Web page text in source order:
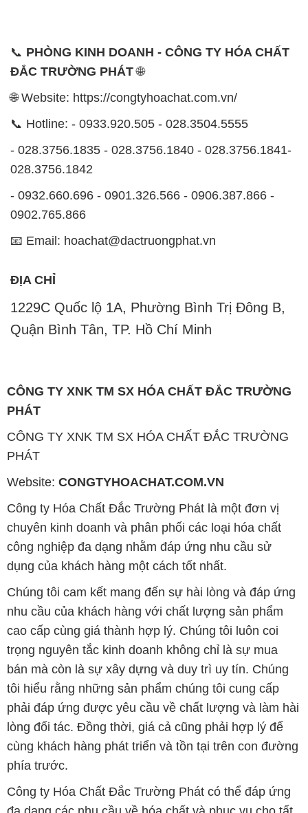
📞 PHÒNG KINH DOANH - CÔNG TY HÓA CHẤT
ĐẮC TRƯỜNG PHÁT🌐
🌐 Website: https://congtyhoachat.com.vn/
📞 Hotline: - 0933.920.505 - 028.3504.5555
- 028.3756.1835 - 028.3756.1840 - 028.3756.1841-
028.3756.1842
- 0932.660.696 - 0901.326.566 - 0906.387.866 -
0902.765.866
📧 Email: hoachat@dactruongphat.vn
ĐỊA CHỈ
1229C Quốc lộ 1A, Phường Bình Trị Đông B,
Quận Bình Tân, TP. Hồ Chí Minh
CÔNG TY XNK TM SX HÓA CHẤT ĐẮC TRƯỜNG
PHÁT
CÔNG TY XNK TM SX HÓA CHẤT ĐẮC TRƯỜNG
PHÁT
Website: CONGTYHOACHAT.COM.VN
Công ty Hóa Chất Đắc Trường Phát là một đơn vị
chuyên kinh doanh và phân phối các loại hóa chất
công nghiệp đa dạng nhằm đáp ứng nhu cầu sử
dụng của khách hàng một cách tốt nhất.
Chúng tôi cam kết mang đến sự hài lòng và đáp ứng
nhu cầu của khách hàng với chất lượng sản phẩm
cao cấp cùng giá thành hợp lý. Chúng tôi luôn coi
trọng nguyên tắc kinh doanh không chỉ là sự mua
bán mà còn là sự xây dựng và duy trì uy tín. Chúng
tôi hiểu rằng những sản phẩm chúng tôi cung cấp
phải đáp ứng được yêu cầu về chất lượng và làm hài
lòng đối tác. Đồng thời, giá cả cũng phải hợp lý để
cùng khách hàng phát triển và tồn tại trên con đường
phía trước.
Công ty Hóa Chất Đắc Trường Phát có thể đáp ứng